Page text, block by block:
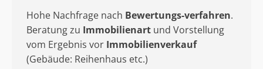
Hohe Nachfrage nach Bewertungs-verfahren.
Beratung zu Immobilienart und Vorstellung
vom Ergebnis vor Immobilienverkauf
(Gebäude: Reihenhaus etc.)